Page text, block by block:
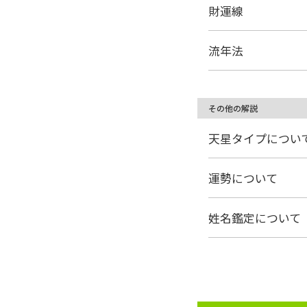
財運線
流年法
その他の解説
天星タイプについ
運勢について
姓名鑑定について